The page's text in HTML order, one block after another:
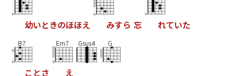
幼いときのほほえ みすら 忘 れていた
B7
こ とさ
Em7
え
Gsus4 G